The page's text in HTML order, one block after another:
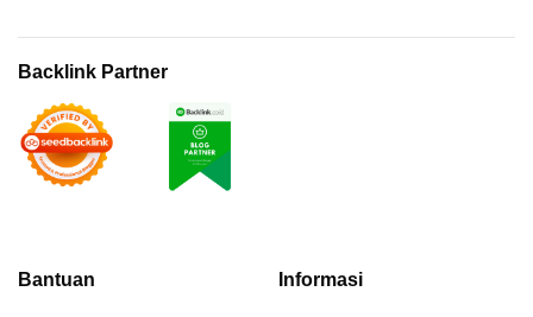
Bantuan Informasi
Backlink Partner